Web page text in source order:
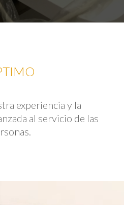
experiencia y la
al servicio de las